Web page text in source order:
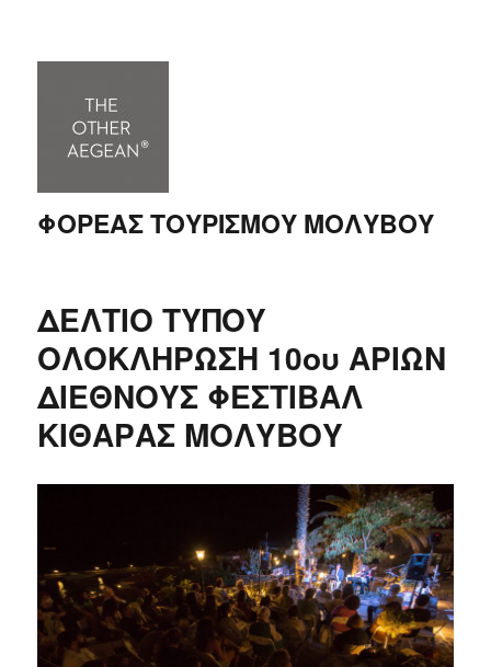
ΦΟΡΕΑΣ ΤΟΥΡΙΣΜΟΥ ΜΟΛΥΒΟΥ
ΔΕΛΤΙΟ ΤΥΠΟΥ
ΟΛΟΚΛΗΡΩΣΗ 10ου ΑΡΙΩΝ
ΔΙΕΘΝΟΥΣ ΦΕΣΤΙΒΑΛ
ΚΙΘΑΡΑΣ ΜΟΛΥΒΟΥ